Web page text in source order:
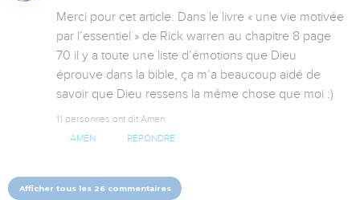
Merci pour cet article. Dans le livre « une vie motivée
par l’essentiel » de Rick warren au chapitre 8 page
70 il y a toute une liste d’émotions que Dieu
éprouve dans la bible, ça m’a beaucoup aidé de
savoir que Dieu ressens la même chose que moi :)
11 personnes ont dit Amen
AMEN RÉPONDRE
Afficher tous les 26 commentaires